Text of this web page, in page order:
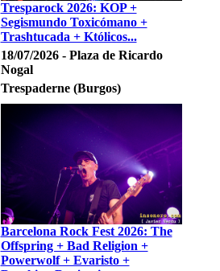
Tresparock 2026: KOP +
Segismundo Toxicómano +
Trashtucada + Któlicos...
18/07/2026 - Plaza de Ricardo
Nogal
Trespaderne (Burgos)
Barcelona Rock Fest 2026: The
Offspring + Bad Religion +
Powerwolf + Evaristo +